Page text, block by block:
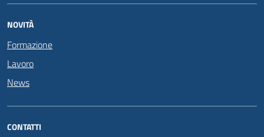
NOVITÀ
Formazione
Lavoro
News
CONTATTI